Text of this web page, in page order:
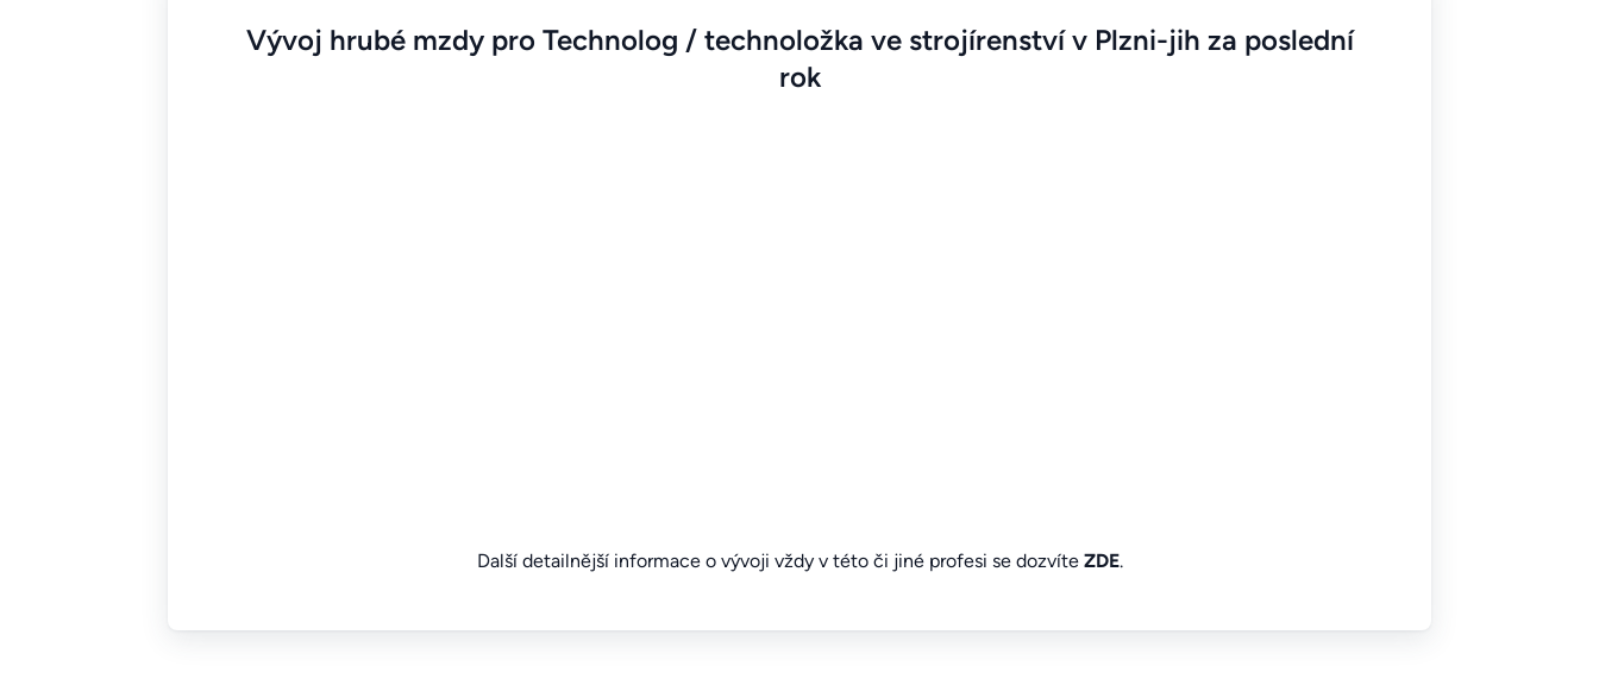
Vývoj hrubé mzdy pro Technolog / technoložka ve strojírenství v Plzni-jih za poslední
rok
Další detailnější informace o vývoji vždy v této či jiné profesi se dozvíte ZDE.